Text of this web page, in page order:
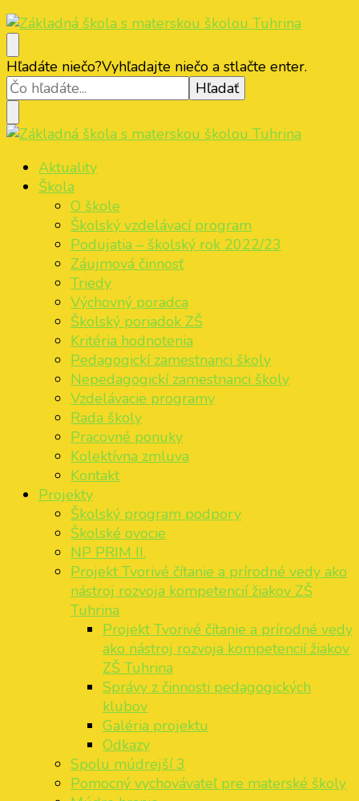
Základná škola s materskou školou Tuhrina
ZŠ s MŠ Tuhrina
Hľadáte niečo?Vyhľadajte niečo a stlačte enter.
Základná škola s materskou školou Tuhrina
ZŠ s MŠ Tuhrina
Aktuality
Škola
O škole
Školský vzdelávací program
Podujatia – školský rok 2022/23
Záujmová činnosť
Triedy
Výchovný poradca
Školský poriadok ZŠ
Kritéria hodnotenia
Pedagogickí zamestnanci školy
Nepedagogickí zamestnanci školy
Vzdelávacie programy
Rada školy
Pracovné ponuky
Kolektívna zmluva
Kontakt
Projekty
Školský program podpory
Školské ovocie
NP PRIM II.
Projekt Tvorivé čítanie a prírodné vedy ako
nástroj rozvoja kompetencií žiakov ZŠ
Tuhrina
Projekt Tvorivé čítanie a prírodné vedy
ako nástroj rozvoja kompetencií žiakov
ZŠ Tuhrina
Správy z činnosti pedagogických
klubov
Galéria projektu
Odkazy
Spolu múdrejší 3
Pomocný vychovávateľ pre materské školy